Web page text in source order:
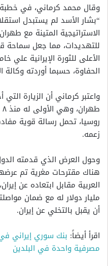
“بشار الأسد لم يستبدل
الاستراتيجية المتينة مع
للتهديدات، مما جعل سماحة
الأعلى للثورة الإيرانية
الحفاوة، حسبما أوردته وكالة
واعتبر كرماني أن الزيارة
روسيا، تحمل رسالة قوية
زعمه.
وحول العرض الذي قدمته
هناك مقترحات مغرية تم
مليار دولار له مع ضمان
أن يقبل بالتخلي عن إيران.
اقرأ أيضاً: بنك سوري إيراني
مصرفية واحدة في البلدين